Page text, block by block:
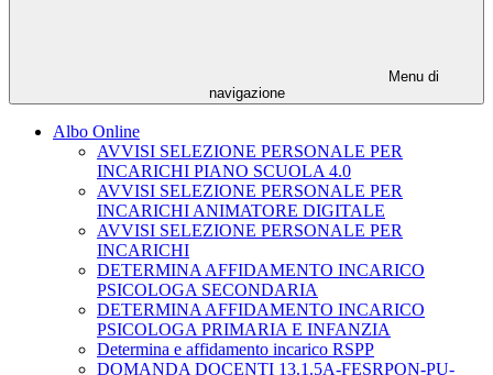
Menu di
navigazione
Albo Online
AVVISI SELEZIONE PERSONALE PER
INCARICHI PIANO SCUOLA 4.0
AVVISI SELEZIONE PERSONALE PER
INCARICHI ANIMATORE DIGITALE
AVVISI SELEZIONE PERSONALE PER
INCARICHI
DETERMINA AFFIDAMENTO INCARICO
PSICOLOGA SECONDARIA
DETERMINA AFFIDAMENTO INCARICO
PSICOLOGA PRIMARIA E INFANZIA
Determina e affidamento incarico RSPP
DOMANDA DOCENTI 13.1.5A-FESRPON-PU-